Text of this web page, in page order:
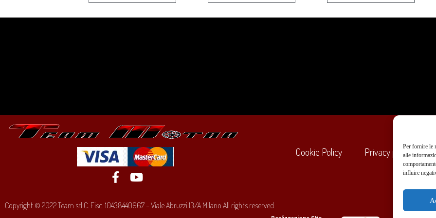
Per fornire le
alle
influire
Cookie Policy Privacy policy
Copyright © 2022 Team srl C. Fisc. 10438440967 – Viale Abruzzi 13/A Milano All rights reserved